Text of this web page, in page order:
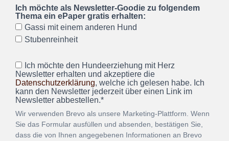
Ich möchte als Newsletter-Goodie zu folgendem
Thema ein ePaper gratis erhalten:
Gassi mit einem anderen Hund
Stubenreinheit
Ich möchte den Hundeerziehung mit Herz
Newsletter erhalten und akzeptiere die
Datenschutzerklärung, welche ich gelesen habe. Ich
kann den Newsletter jederzeit über einen Link im
Newsletter abbestellen.*
Wir verwenden Brevo als unsere Marketing-Plattform. Wenn
Sie das Formular ausfüllen und absenden, bestätigen Sie,
dass die von Ihnen angegebenen Informationen an Brevo